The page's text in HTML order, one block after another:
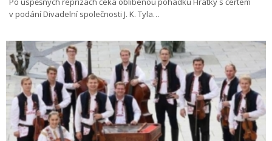
v podání Divadelní společnosti J. K. Tyla…